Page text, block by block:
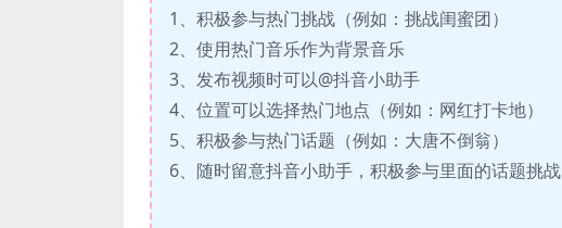
1、积极参与热门挑战（例如：挑战闺蜜团）
2、使用热门音乐作为背景音乐
3、发布视频时可以@抖音小助手
4、位置可以选择热门地点（例如：网红打卡地）
5、积极参与热门话题（例如：大唐不倒翁）
6、随时留意抖音小助手，积极参与里面的话题挑战